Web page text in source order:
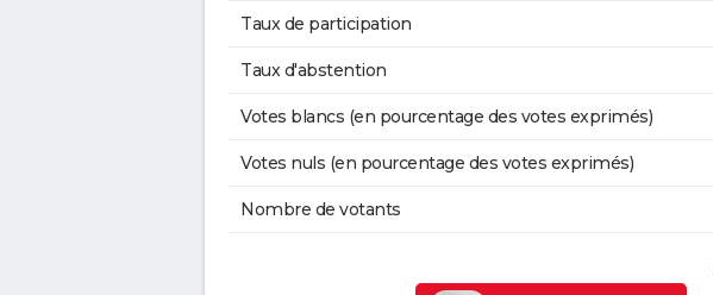
Taux de participation
Taux d'abstention
Votes blancs (en pourcentage des votes exprimés)
Votes nuls (en pourcentage des votes exprimés)
Nombre de votants